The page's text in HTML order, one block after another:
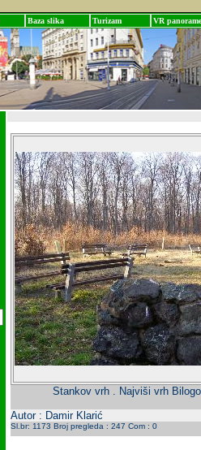
Baza slika Turizam VR panorame
Stankov vrh . Najviši vrh
Autor : Damir Klarić
Sl.br: 1173 Broj pregleda : 247 Com : 0